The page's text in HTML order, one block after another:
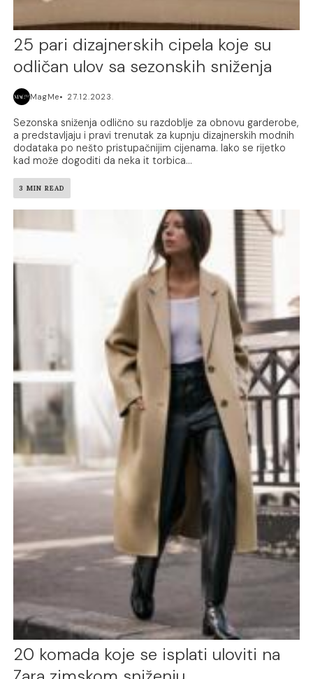
25 pari dizajnerskih cipela koje su
odličan ulov sa sezonskih sniženja
MagMe 27.12.2023.
Sezonska sniženja odlično su razdoblje za obnovu garderobe,
a predstavljaju i pravi trenutak za kupnju dizajnerskih modnih
dodataka po nešto pristupačnijim cijenama. Iako se rijetko
kad može dogoditi da neka it torbica...
3 MIN READ
20 komada koje se isplati uloviti na